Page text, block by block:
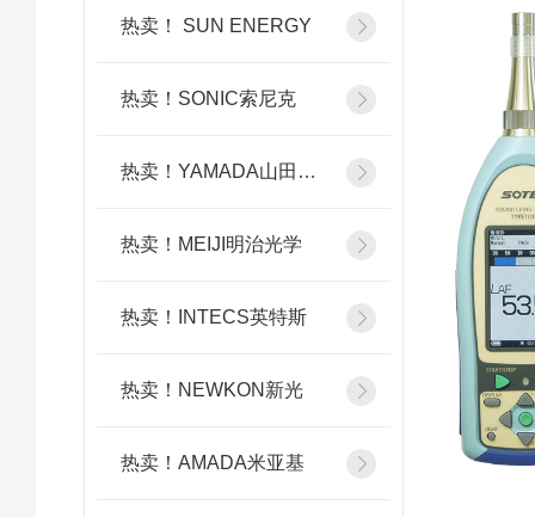
热卖！ SUN ENERGY
热卖！SONIC索尼克
热卖！YAMADA山田光学
热卖！MEIJI明治光学
热卖！INTECS英特斯
热卖！NEWKON新光
热卖！AMADA米亚基